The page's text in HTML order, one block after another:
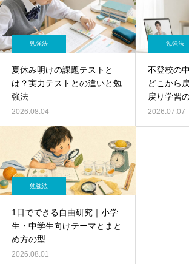
勉強法
夏休み明けの課題テストと
は？実力テストとの違いと勉
強法
2026.08.04
勉強法
不登校の
どこから
戻り学習
2026.07.07
勉強法
1日でできる自由研究｜小学
生・中学生向けテーマとまと
め方の型
2026.08.01